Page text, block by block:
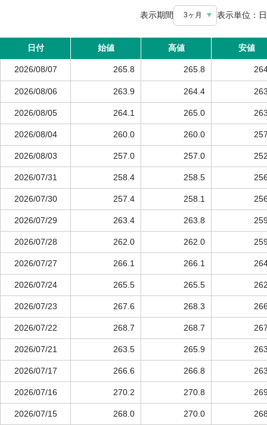
表示期間 3ヶ月 表示単位： 日
日付 始値 高値 安値
2026/08/07 265.8 265.8
2026/08/06 263.9 264.4
2026/08/05 264.1 265.0
2026/08/04 260.0 260.0
2026/08/03 257.0 257.0
2026/07/31 258.4 258.5
2026/07/30 257.4 258.1
2026/07/29 263.4 263.8
2026/07/28 262.0 262.0
2026/07/27 266.1 266.1
2026/07/24 265.5 265.5
2026/07/23 267.6 268.3
2026/07/22 268.7 268.7
2026/07/21 263.5 265.9
2026/07/17 266.6 266.8
2026/07/16 270.2 270.8
2026/07/15 268.0 270.0